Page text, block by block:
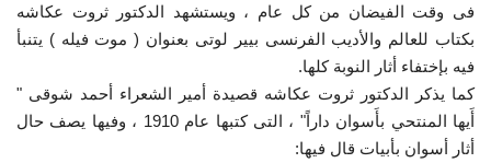
فى وقت الفيضان من كل عام ، ويستشهد الدكتور ثروت عكاشه
بكتاب للعالم والأديب الفرنسى بيير لوتى بعنوان ( موت فيله ) يتنبأ
فيه بإختفاء أثار النوبة كلها.
كما يذكر الدكتور ثروت عكاشه قصيدة أمير الشعراء أحمد شوقى "
أَيها المنتحي بأَسوان داراً" ، التى كتبها عام 1910 ، وفيها يصف حال
أثار أسوان بأبيات قال فيها: